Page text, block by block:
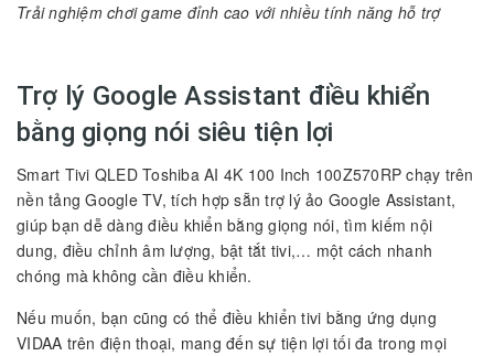
Trải nghiệm chơi game đỉnh cao với nhiều tính năng hỗ trợ
Trợ lý Google Assistant điều khiển
bằng giọng nói siêu tiện lợi
Smart Tivi QLED Toshiba AI 4K 100 Inch 100Z570RP chạy trên
nền tảng Google TV, tích hợp sẵn trợ lý ảo Google Assistant,
giúp bạn dễ dàng điều khiển bằng giọng nói, tìm kiếm nội
dung, điều chỉnh âm lượng, bật tắt tivi,… một cách nhanh
chóng mà không cần điều khiển.
Nếu muốn, bạn cũng có thể điều khiển tivi bằng ứng dụng
VIDAA trên điện thoại, mang đến sự tiện lợi tối đa trong mọi